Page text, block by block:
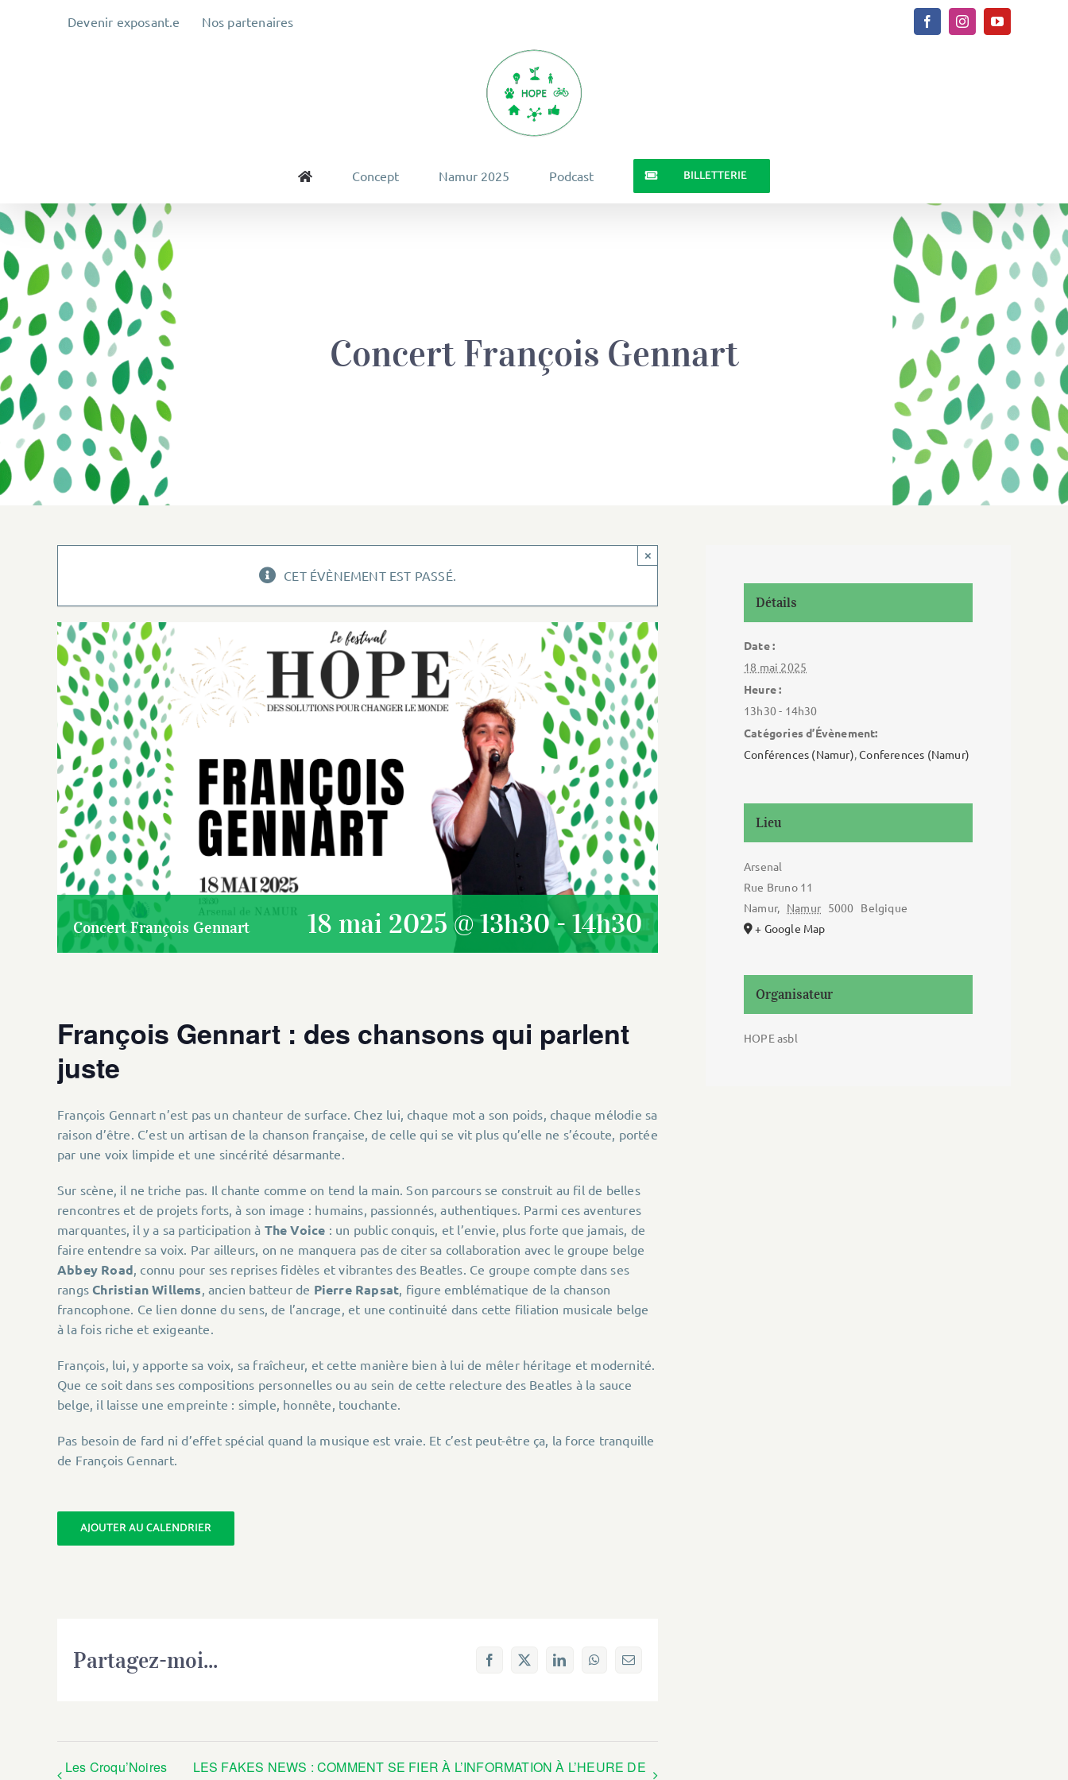
Devenir exposant.e Nos partenaires FacebookInstagramYouTube
Concept Namur 2025 Podcast BILLETTERIE
Concert François Gennart
CET ÉVÈNEMENT EST PASSÉ.
×
Concert François Gennart 18 mai 2025 @ 13h30-14h30
François Gennart : des chansons qui parlent
juste
François Gennart n’est pas un chanteur de surface. Chez lui, chaque mot a son poids, chaque mélodie sa
raison d’être. C’est un artisan de la chanson française, de celle qui se vit plus qu’elle ne s’écoute, portée
par une voix limpide et une sincérité désarmante.
Sur scène, il ne triche pas. Il chante comme on tend la main. Son parcours se construit au fil de belles
rencontres et de projets forts, à son image : humains, passionnés, authentiques. Parmi ces aventures
marquantes, il y a sa participation à The Voice : un public conquis, et l’envie, plus forte que jamais, de
faire entendre sa voix. Par ailleurs, on ne manquera pas de citer sa collaboration avec le groupe belge
Abbey Road, connu pour ses reprises fidèles et vibrantes des Beatles. Ce groupe compte dans ses
rangsChristian Willems, ancien batteur de Pierre Rapsat, figure emblématique de la chanson
francophone. Ce lien donne du sens, de l’ancrage, et une continuité dans cette filiation musicale belge
à la fois riche et exigeante.
François, lui, y apporte sa voix, sa fraîcheur, et cette manière bien à lui de mêler héritage et modernité.
Que ce soit dans ses compositions personnelles ou au sein de cette relecture des Beatles à la sauce
belge, il laisse une empreinte : simple, honnête, touchante.
Pas besoin de fard ni d’effet spécial quand la musique est vraie. Et c’est peut-être ça, la force tranquille
de François Gennart.
AJOUTER AU CALENDRIER
Partagez-moi... Facebook
X LinkedInWhatsApp
Email
Les Croqu’Noires
LES FAKES NEWS : COMMENT SE FIER À L’INFORMATION À L’HEURE DE
Détails
Date :
18 mai 2025
Heure :
13h30 - 14h30
Catégories d’Évènement:
Conférences (Namur),Conferences (Namur)
Lieu
Arsenal
Rue Bruno 11
Namur, Namur 5000 Belgique
+ Google Map
Organisateur
HOPE asbl